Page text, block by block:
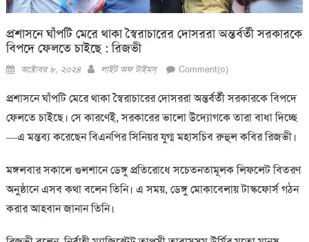
প্রশাসনে ঘাঁপটি মেরে থাকা স্বৈরাচারের দোসররা অন্তর্বর্তী সরকারকে
বিপদে ফেলতে চাইছে : রিজভী
Posted
অক্টোবর ৮, ২০২৪ Author
লাইট অফ টাইমস্ Comment(০)
প্রশাসনে ঘাঁপটি মেরে থাকা স্বৈরাচারের দোসররা অন্তর্বর্তী সরকারকে বিপদে
ফেলতে চাইছে। সে কারণেই, সরকারের ভালো উদ্যোগকে তারা বাধা দিচ্ছে
—এ মন্তব্য করেছেন বিএনপির সিনিয়র যুগ্ম মহাসচিব রুহুল কবির রিজভী।
মঙ্গলবার সকালে গুলশানে ডেঙ্গু প্রতিরোধে সচেতনতামূলক লিফলেট বিতরণ
অনুষ্ঠানে এসব কথা বলেন তিনি। এ সময়, ডেঙ্গু মোকাবেলায় টাস্কফোর্স গঠন
করার আহবান জানান তিনি।